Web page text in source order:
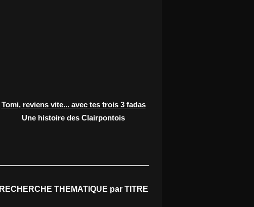
Tomi, reviens vite... avec tes trois 3 fadas
Une histoire des Clairpontois
RECHERCHE THEMATIQUE par TITRE